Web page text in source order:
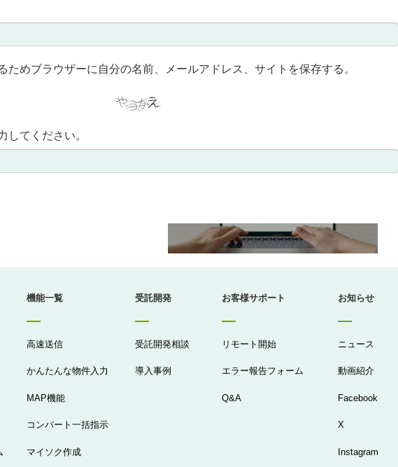
ためブラウザーに自分の名前、メールアドレス、サイトを保存する。
してください。
機能一覧
高速送信
かんたんな物件入力
MAP機能
コンバート一括指示
マイソク作成
受託開発
受託開発相談
導入事例
お客様サポート
リモート開始
エラー報告フォーム
Q&A
お知らせ
ニュース
動画紹介
Facebook
X
Instagram